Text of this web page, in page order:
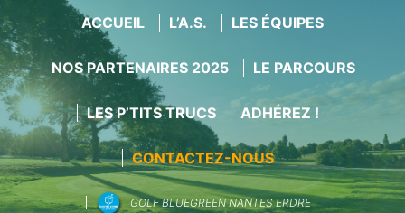
ACCUEIL L’A.S. LES ÉQUIPES
NOS PARTENAIRES 2025 LE PARCOURS
LES P’TITS TRUCS ADHÉREZ !
CONTACTEZ-NOUS
GOLF BLUEGREEN NANTES ERDRE